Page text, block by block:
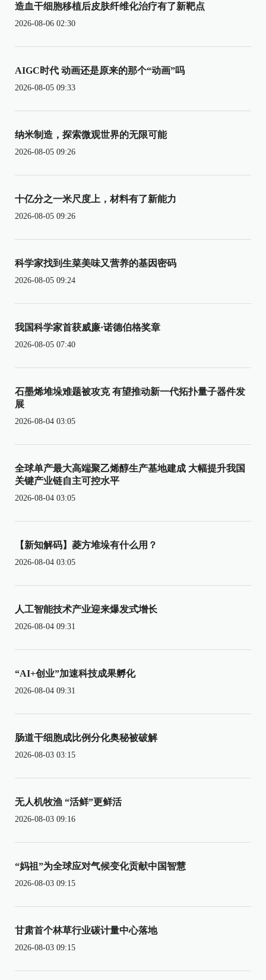
造血干细胞移植后皮肤纤维化治疗有了新靶点
2026-08-06 02:30
AIGC时代 动画还是原来的那个“动画”吗
2026-08-05 09:33
纳米制造，探索微观世界的无限可能
2026-08-05 09:26
十亿分之一米尺度上，材料有了新能力
2026-08-05 09:26
科学家找到生菜美味又营养的基因密码
2026-08-05 09:24
我国科学家首获威廉·诺德伯格奖章
2026-08-05 07:40
石墨烯堆垛难题被攻克 有望推动新一代拓扑量子器件发
展
2026-08-04 03:05
全球单产最大高端聚乙烯醇生产基地建成 大幅提升我国
关键产业链自主可控水平
2026-08-04 03:05
【新知解码】菱方堆垛有什么用？
2026-08-04 03:05
人工智能技术产业迎来爆发式增长
2026-08-04 09:31
“AI+创业”加速科技成果孵化
2026-08-04 09:31
肠道干细胞成比例分化奥秘被破解
2026-08-03 03:15
无人机牧渔 “活鲜”更鲜活
2026-08-03 09:16
“妈祖”为全球应对气候变化贡献中国智慧
2026-08-03 09:15
甘肃首个林草行业碳计量中心落地
2026-08-03 09:15